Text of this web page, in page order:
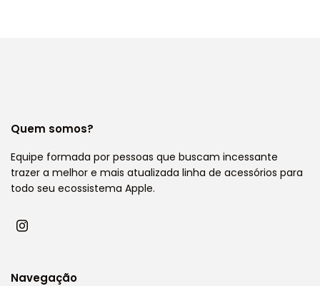
Quem somos?
Equipe formada por pessoas que buscam incessante
trazer a melhor e mais atualizada linha de acessórios para
todo seu ecossistema Apple.
Navegação